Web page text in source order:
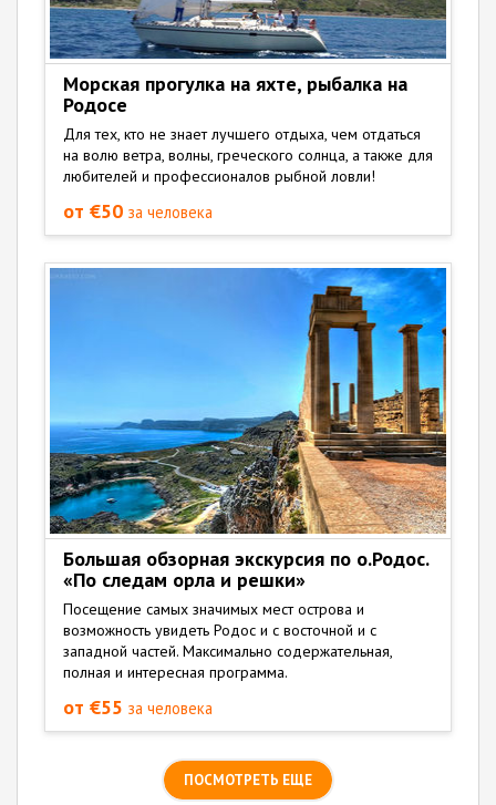
Морская прогулка на яхте, рыбалка на
Родосе
Для тех, кто не знает лучшего отдыха, чем отдаться
на волю ветра, волны, греческого солнца, а также для
любителей и профессионалов рыбной ловли!
от €50 за человека
Большая обзорная экскурсия по о.Родос.
«По следам орла и решки»
Посещение самых значимых мест острова и
возможность увидеть Родос и с восточной и с
западной частей. Максимально содержательная,
полная и интересная программа.
от €55 за человека
ПОСМОТРЕТЬ ЕЩЕ